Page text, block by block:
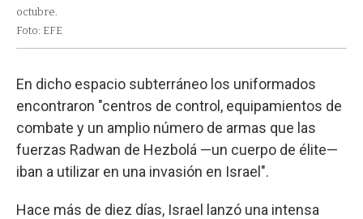
octubre.
Foto: EFE
En dicho espacio subterráneo los uniformados
encontraron "centros de control, equipamientos de
combate y un amplio número de armas que las
fuerzas Radwan de Hezbolá —un cuerpo de élite—
iban a utilizar en una invasión en Israel".
Hace más de diez días, Israel lanzó una intensa